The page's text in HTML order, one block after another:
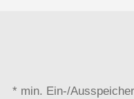
* min. Ein-/